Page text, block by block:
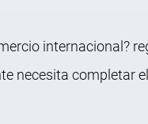
internacional?
necesita completar